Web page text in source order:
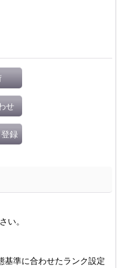
せ
録
い。
基準に合わせたランク設定